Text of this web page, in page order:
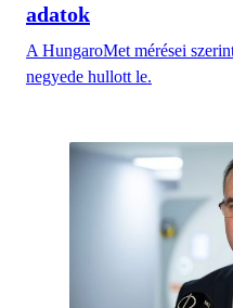
adatok
A HungaroMet mérései
negyede hullott le.